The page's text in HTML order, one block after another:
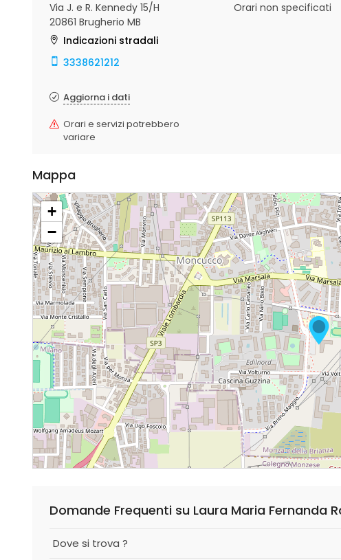
Via J. e R. Kennedy 15/H
20861 Brugherio MB
Indicazioni stradali
3338621212
Aggiorna i dati
Orari e servizi potrebbero
variare
Orari non specificati
Mappa
+
−
Domande Frequenti su Laura Maria Fernanda
Dove si trova ?